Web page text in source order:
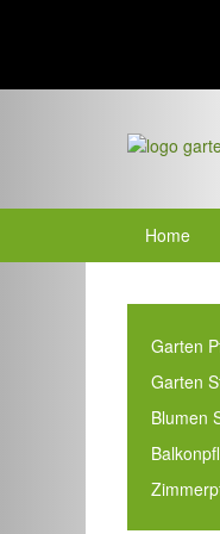
Home
Garten
Garten
Blumen